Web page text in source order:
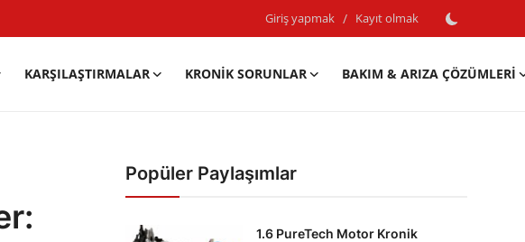
Giriş yapmak / Kayıt olmak
KARŞILAŞTIRMALAR KRONIK SORUNLAR
BAKIM & ARIZA ÇÖZÜMLERI
Popüler Paylaşımlar
1.6 PureTech Motor Kronik